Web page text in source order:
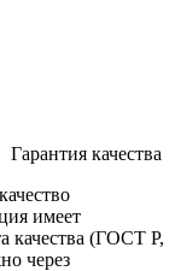
Гарантия качества
имеет
качества (ГОСТ Р,
через